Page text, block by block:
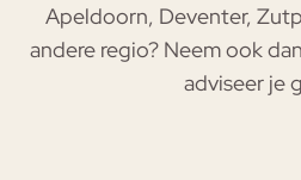
Apeldoorn, Deventer,
andere regio? Neem ook
adviseer je